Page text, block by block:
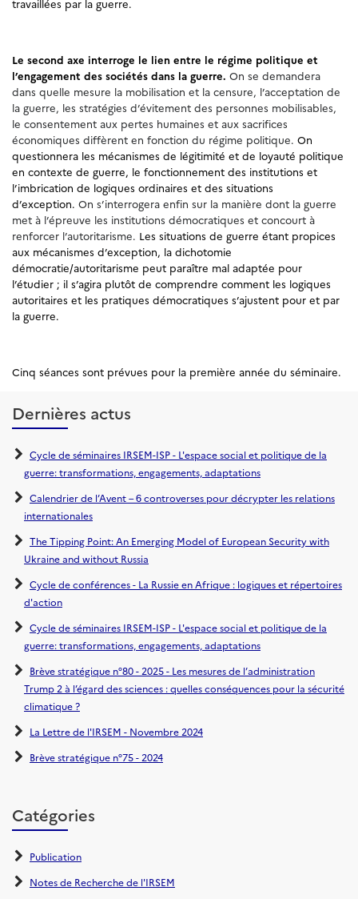
travaillées par la guerre.
Le second axe interroge le lien entre le régime politique et
l’engagement des sociétés dans la guerre. On se demandera
dans quelle mesure la mobilisation et la censure, l’acceptation de
la guerre, les stratégies d’évitement des personnes mobilisables,
le consentement aux pertes humaines et aux sacrifices
économiques diffèrent en fonction du régime politique. On
questionnera les mécanismes de légitimité et de loyauté politique
en contexte de guerre, le fonctionnement des institutions et
l’imbrication de logiques ordinaires et des situations
d’exception. On s’interrogera enfin sur la manière dont la guerre
met à l’épreuve les institutions démocratiques et concourt à
renforcer l’autoritarisme. Les situations de guerre étant propices
aux mécanismes d’exception, la dichotomie
démocratie/autoritarisme peut paraître mal adaptée pour
l’étudier ; il s’agira plutôt de comprendre comment les logiques
autoritaires et les pratiques démocratiques s’ajustent pour et par
la guerre.
Cinq séances sont prévues pour la première année du séminaire.
Dernières actus
Cycle de séminaires IRSEM-ISP - L'espace social et politique de la
guerre: transformations, engagements, adaptations
Calendrier de l’Avent – 6 controverses pour décrypter les relations
internationales
The Tipping Point: An Emerging Model of European Security with
Ukraine and without Russia
Cycle de conférences - La Russie en Afrique : logiques et répertoires
d'action
Cycle de séminaires IRSEM-ISP - L'espace social et politique de la
guerre: transformations, engagements, adaptations
Brève stratégique n°80 - 2025 - Les mesures de l’administration
Trump 2 à l’égard des sciences : quelles conséquences pour la sécurité
climatique ?
La Lettre de l'IRSEM - Novembre 2024
Brève stratégique n°75 - 2024
Catégories
Publication
Notes de Recherche de l'IRSEM